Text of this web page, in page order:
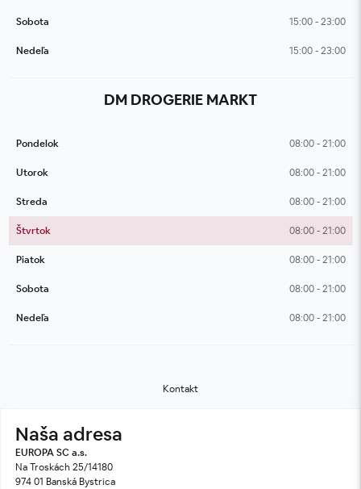
Sobota 15:00 - 23:00
Nedeľa 15:00 - 23:00
DM DROGERIE MARKT
Pondelok 08:00 - 21:00
Utorok 08:00 - 21:00
Streda 08:00 - 21:00
Štvrtok 08:00 - 21:00
Piatok 08:00 - 21:00
Sobota 08:00 - 21:00
Nedeľa 08:00 - 21:00
Kontakt
Naša adresa
EUROPA SC a.s.
Na Troskách 25/14180
974 01 Banská Bystrica